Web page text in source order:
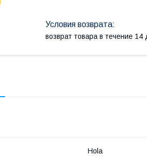
возврат товара в течение 14
Hola